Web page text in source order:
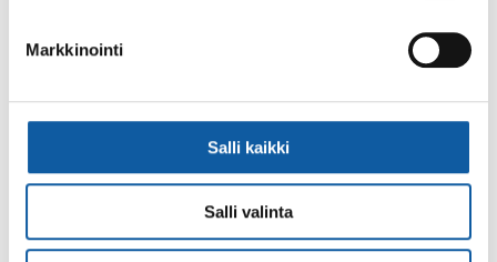
Markkinointi
Salli kaikki
Salli valinta
Käyntiosoite: Vistantie 18